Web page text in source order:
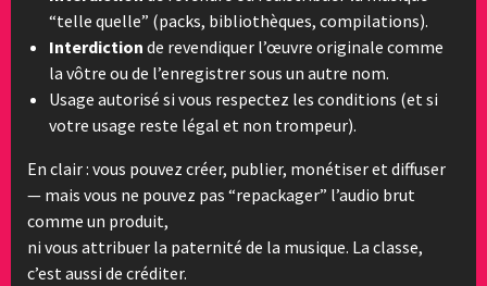
“telle quelle” (packs, bibliothèques, compilations).
Interdiction de revendiquer l’œuvre originale comme
la vôtre ou de l’enregistrer sous un autre nom.
Usage autorisé si vous respectez les conditions (et si
votre usage reste légal et non trompeur).
En clair : vous pouvez créer, publier, monétiser et diffuser
— mais vous ne pouvez pas “repackager” l’audio brut
comme un produit,
ni vous attribuer la paternité de la musique. La classe,
c’est aussi de créditer.